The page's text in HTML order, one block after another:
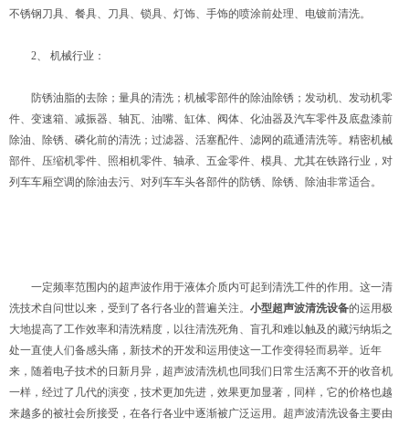
不锈钢刀具、餐具、刀具、锁具、灯饰、手饰的喷涂前处理、电镀前清洗。
2、 机械行业：
防锈油脂的去除；量具的清洗；机械零部件的除油除锈；发动机、发动机零
件、变速箱、减振器、轴瓦、油嘴、缸体、阀体、化油器及汽车零件及底盘漆前
除油、除锈、磷化前的清洗；过滤器、活塞配件、滤网的疏通清洗等。精密机械
部件、压缩机零件、照相机零件、轴承、五金零件、模具、尤其在铁路行业，对
列车车厢空调的除油去污、对列车车头各部件的防锈、除锈、除油非常适合。
一定频率范围内的超声波作用于液体介质内可起到清洗工件的作用。这一清
洗技术自问世以来，受到了各行各业的普遍关注。 小型超声波清洗设备的运用极
大地提高了工作效率和清洗精度，以往清洗死角、盲孔和难以触及的藏污纳垢之
处一直使人们备感头痛，新技术的开发和运用使这一工作变得轻而易举。近年
来，随着电子技术的日新月异，超声波清洗机也同我们日常生活离不开的收音机
一样，经过了几代的演变，技术更加先进，效果更加显著，同样，它的价格也越
来越多的被社会所接受，在各行各业中逐渐被广泛运用。超声波清洗设备主要由